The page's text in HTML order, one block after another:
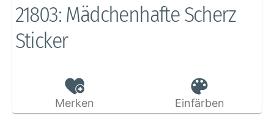
21803: Mädchenhafte Scherz
Sticker
Merken Einfärben